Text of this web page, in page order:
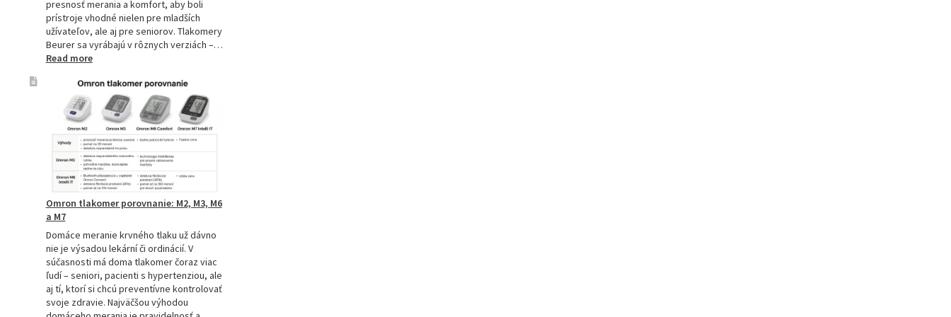
presnosť merania a komfort, aby boli
prístroje vhodné nielen pre mladších
užívateľov, ale aj pre seniorov. Tlakomery
Beurer sa vyrábajú v rôznych verziách –…
Read more:
tlakomery
spoľahlivý
pomocník
pre
zdravie
Omron tlakomer porovnanie: M2, M3, M6
a M7
Domáce meranie krvného tlaku už dávno
nie je výsadou lekární či ordinácií. V
súčasnosti má doma tlakomer čoraz viac
ľudí – seniori, pacienti s hypertenziou, ale
aj tí, ktorí si chcú preventívne kontrolovať
svoje zdravie. Najväčšou výhodou